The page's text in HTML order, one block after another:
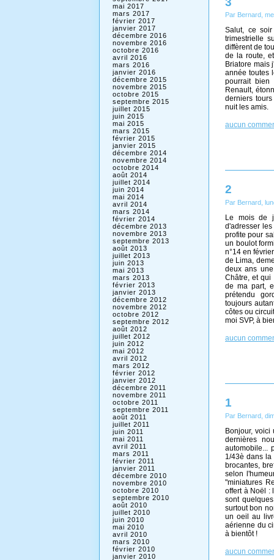
Par Bernard,
Salut, ce
trimestrielle
diffèrent de
de la route,
Briatore mais
année toutes
pourrait bien
Renault,
derniers
nuit les amis.
aucun
2
Par Bernard,
Le mois de
d'adresser
profite pour
un boulot
n°14 en
de Lima,
deux ans
Châtre, et qui
de ma part,
prétendu
toujours
côtes ou
moi SVP, à
aucun
1
Par Bernard,
Bonjour,
dernières
automobile...
1/43è dans
brocantes,
selon
"miniatures
offert à Noël :
sont
surtout bon
un oeil au
aérienne du
à bientôt !
aucun
mai 2017
mars 2017
février 2017
janvier 2017
décembre 2016
novembre 2016
octobre 2016
avril 2016
mars 2016
janvier 2016
décembre 2015
novembre 2015
octobre 2015
septembre 2015
juillet 2015
juin 2015
mai 2015
mars 2015
février 2015
janvier 2015
décembre 2014
novembre 2014
octobre 2014
août 2014
juillet 2014
juin 2014
mai 2014
avril 2014
mars 2014
février 2014
décembre 2013
novembre 2013
septembre 2013
août 2013
juillet 2013
juin 2013
mai 2013
mars 2013
février 2013
janvier 2013
décembre 2012
novembre 2012
octobre 2012
septembre 2012
août 2012
juillet 2012
juin 2012
mai 2012
avril 2012
mars 2012
février 2012
janvier 2012
décembre 2011
novembre 2011
octobre 2011
septembre 2011
août 2011
juillet 2011
juin 2011
mai 2011
avril 2011
mars 2011
février 2011
janvier 2011
décembre 2010
novembre 2010
octobre 2010
septembre 2010
août 2010
juillet 2010
juin 2010
mai 2010
avril 2010
mars 2010
février 2010
janvier 2010